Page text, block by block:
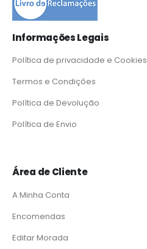
Informações Legais
Política de privacidade e Cookies
Termos e Condições
Política de Devolução
Política de Envio
Área de Cliente
A Minha Conta
Encomendas
Editar Morada